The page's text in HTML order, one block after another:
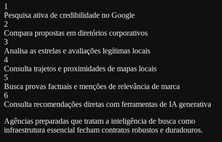
1
Pesquisa ativa de credibilidade no Google
2
Compara propostas em diretórios corporativos
3
Analisa as estrelas e avaliações legítimas locais
4
Consulta trajetos e proximidades de mapas locais
5
Busca provas factuais e menções de relevância de marca
6
Consulta recomendações diretas com ferramentas de IA generativa
Agências preparadas que tratam a inteligência de busca como
infraestrutura essencial fecham contratos robustos e duradouros.